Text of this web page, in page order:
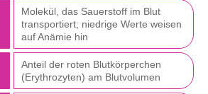
Molekül, das Sauerstoff im Blut
transportiert; niedrige Werte weisen
auf Anämie hin
Anteil der roten Blutkörperchen
(Erythrozyten) am Blutvolumen